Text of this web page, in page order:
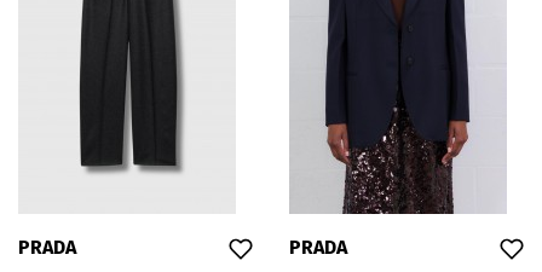
PRADA PRADA